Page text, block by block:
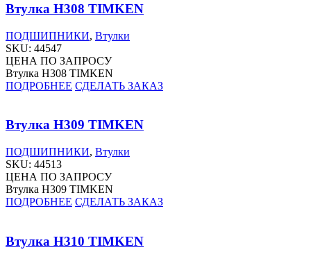
Втулка H308 TIMKEN
ПОДШИПНИКИ, Втулки
SKU: 44547
ЦЕНА ПО ЗАПРОСУ
Втулка H308 TIMKEN
ПОДРОБНЕЕ СДЕЛАТЬ ЗАКАЗ
Втулка H309 TIMKEN
ПОДШИПНИКИ, Втулки
SKU: 44513
ЦЕНА ПО ЗАПРОСУ
Втулка H309 TIMKEN
ПОДРОБНЕЕ СДЕЛАТЬ ЗАКАЗ
Втулка H310 TIMKEN